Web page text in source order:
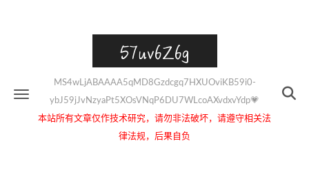
57uv6Z6g
MS4wLjABAAAA5qMD8Gzdcgq7HXUOviKB59i0-
ybJ59jJvNzyaPt5XOsVNqP6DU7WLcoAXvdxvYdp💗
本站所有文章仅作技术研究，请勿非法破坏，请遵守相关法
律法规，后果自负